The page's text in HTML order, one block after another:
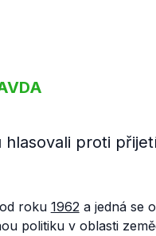
proti
roku 1962a jedná se
politiku v oblasti